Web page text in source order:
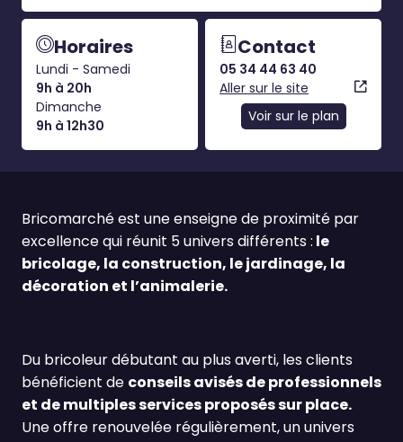
Horaires
Lundi - Samedi
9h à 20h
Dimanche
9h à 12h30
Contact
05 34 44 63 40
Aller sur le site
Voir sur le plan
Bricomarché est une enseigne de proximité par
excellence qui réunit 5 univers différents : le
bricolage, la construction, le jardinage, la
décoration et l’animalerie.
Du bricoleur débutant au plus averti, les clients
bénéficient de conseils avisés de professionnels
et de multiples services proposés sur place.
Une offre renouvelée régulièrement, un univers